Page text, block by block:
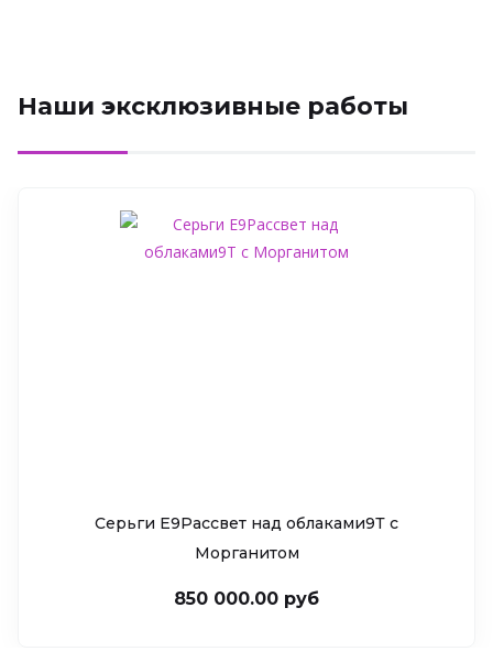
Наши эксклюзивные работы
Серьги Е9Рассвет над облаками9Т c
Морганитом
850 000.00 руб